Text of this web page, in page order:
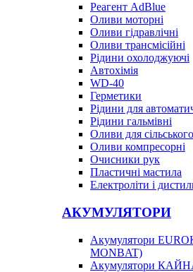
Реагент AdBlue
Оливи моторні
Оливи гідравлічні
Оливи трансмісійні
Рідини охолоджуючі
Автохімія
WD-40
Герметики
Рідини для
Рідини гальмівні
Оливи для
Оливи компресорні
Очисники рук
Пластичні мастила
Електроліти і
АКУМУЛЯТОРИ
Акумулятори
MONBAT)
Акумулятори